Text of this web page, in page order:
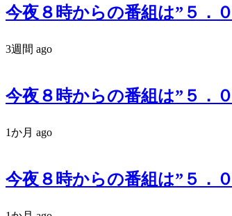
今夜８時からの番組は”５．
3週間 ago
今夜８時からの番組は”５．
1か月 ago
今夜８時からの番組は”５．